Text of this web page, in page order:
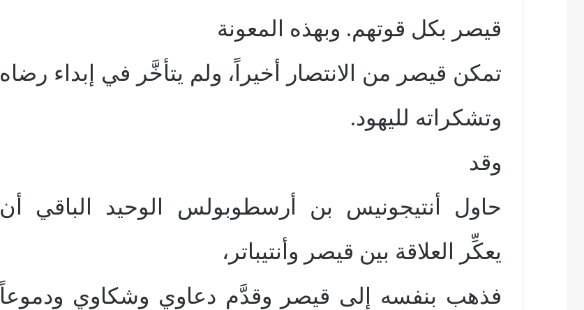
قيصر بكل قوتهم. وبهذه المعونة
تمكن قيصر من الانتصار أخيراً، ولم يتأخَّر في إبداء رضاه
وتشكراته لليهود.
وقد
حاول أنتيجونيس بن أرسطوبولس الوحيد الباقي أن
يعكِّر العلاقة بين قيصر وأنتيباتر،
فذهب بنفسه إلى قيصر وقدَّم دعاوي وشكاوي ودموعاً